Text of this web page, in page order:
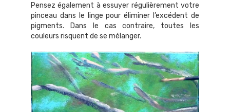
Pensez également à essuyer régulièrement votre
pinceau dans le linge pour éliminer l’excédent de
pigments. Dans le cas contraire, toutes les
couleurs risquent de se mélanger.